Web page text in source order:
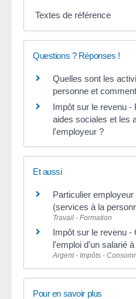
Textes de référence
Questions ? Réponses !
Quelles sont les
personne et
Impôt sur le revenu -
aides sociales et les
l'employeur ?
Et aussi
Particulier
(services à la
Travail - Formation
Impôt sur le revenu -
l'emploi d'un salarié
Argent - Impôts -
Pour en savoir plus